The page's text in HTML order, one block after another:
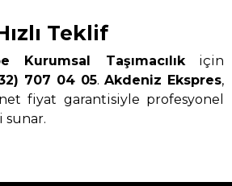
Teklif
Kurumsal Taşımacılıkiçin
707 04 05. Akdeniz Ekspres,
fiyat garantisiyle profesyonel
sunar.